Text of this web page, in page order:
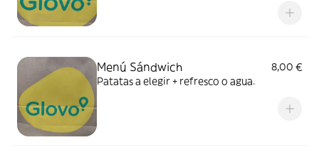
Menú Sándwich
8,00 €
Patatas a elegir + refresco o agua.